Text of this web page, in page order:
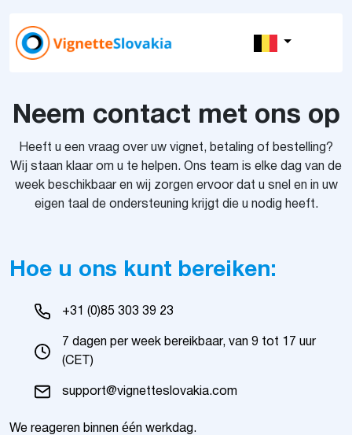
Neem contact met ons op
Heeft u een vraag over uw vignet, betaling of bestelling?
Wij staan klaar om u te helpen. Ons team is elke dag van de
week beschikbaar en wij zorgen ervoor dat u snel en in uw
eigen taal de ondersteuning krijgt die u nodig heeft.
Hoe u ons kunt bereiken:
+31 (0)85 303 39 23
7 dagen per week bereikbaar, van 9 tot 17 uur
(CET)
support@vignetteslovakia.com
We reageren binnen één werkdag.